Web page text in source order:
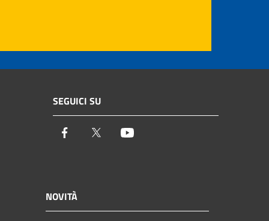
SEGUICI SU
Facebook Twitter
NOVITÀ